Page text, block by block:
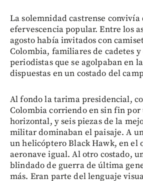
La solemnidad castrense
efervescencia popular. Entre los
agosto había invitados con
Colombia, familiares de cadetes y
periodistas que se agolpaban en
dispuestas en un costado del
Al fondo la tarima presidencial,
Colombia corriendo en sin fin
horizontal, y seis piezas de la
militar dominaban el paisaje. A
un helicóptero Black Hawk, en el
aeronave igual. Al otro costado,
blindado de guerra de última
más. Eran parte del lenguaje